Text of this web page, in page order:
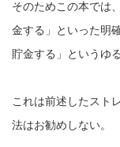
そのためこの本では
金する」といった明
貯金する」というゆ
これは前述したスト
法はお勧めしない。